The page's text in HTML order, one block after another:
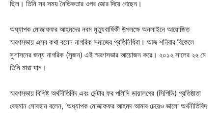
ছিল। তিনি সব সময় নৈতিকতার ওপর জোর দিয়ে গেছেন।
অধ্যাপক মোজাফফর আহমদের নবম মৃত্যুবার্ষিকী উপলক্ষে অনলাইনে আয়োজিত
স্মরণসভায় এসব কথা বলেন নাগরিক সমাজের প্রতিনিধিরা। আজ শনিবার বিকেলে
সুশাসনের জন্য নাগরিক (সুজন) এই স্মরণসভার আয়োজন করে। ২০১২ সালের ২২ মে
তিনি মারা যান।
স্মরণসভায় বিশিষ্ট অর্থনীতিবিদ এবং সেন্টার ফর পলিসি ডায়ালগের (সিপিডি) প্রতিষ্ঠাতা
রেহমান সোবহান বলেন, ‘অধ্যাপক মোজাফফর আহমদ আমার চেয়েও ভালো অর্থনীতিবিদ